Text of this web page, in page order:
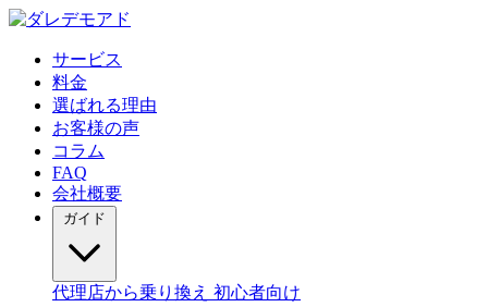
サービス
料金
選ばれる理由
お客様の声
コラム
FAQ
会社概要
代理店から乗り換え 初心者向け